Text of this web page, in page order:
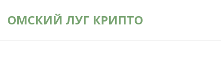
ОМСКИЙ ЛУГ КРИПТО